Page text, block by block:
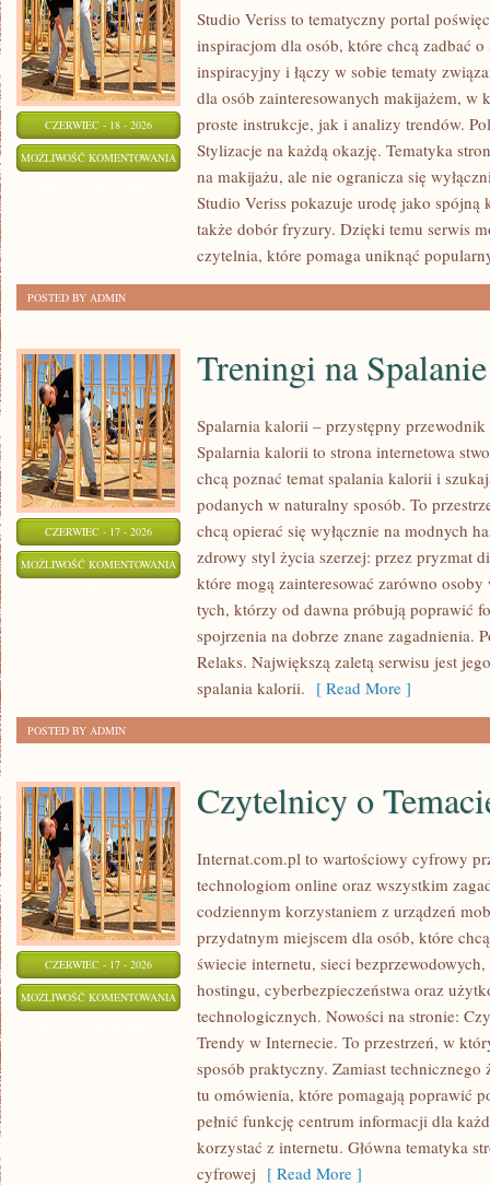
CZERWIEC - 18 - 2026
MOŻLIWOŚĆ KOMENTOWANIA CZYTELNICY
ANALIZUJĄ
Studio Veriss to tematyczny portal
inspiracjom dla osób, które chcą zadbać
inspiracyjny i łączy w sobie tematy
dla osób zainteresowanych makijażem, w
proste instrukcje, jak i analizy trendów.
Stylizacje na każdą okazję. Tematyka
na makijażu, ale nie ogranicza się
Studio Veriss pokazuje urodę jako
także dobór fryzury. Dzięki temu serwis
czytelnia, które pomaga uniknąć
POSTED BY ADMIN
CZERWIEC - 17 - 2026
MOŻLIWOŚĆ KOMENTOWANIA TRENINGI
SPALANIE
KALORII
Treningi na
Spalarnia kalorii – przystępny
Spalarnia kalorii to strona internetowa
chcą poznać temat spalania kalorii i
podanych w naturalny sposób. To
chcą opierać się wyłącznie na modnych
zdrowy styl życia szerzej: przez pryzmat
które mogą zainteresować zarówno
tych, którzy od dawna próbują poprawić
spojrzenia na dobrze znane zagadnienia.
Relaks. Największą zaletą serwisu jest
spalania kalorii. [ Read More ]
POSTED BY ADMIN
CZERWIEC - 17 - 2026
MOŻLIWOŚĆ KOMENTOWANIA CZYTELNICY
TEMACIE
Czytelnicy o
Internat.com.pl to wartościowy cyfrowy
technologiom online oraz wszystkim
codziennym korzystaniem z urządzeń
przydatnym miejscem dla osób, które
świecie internetu, sieci
hostingu, cyberbezpieczeństwa oraz
technologicznych. Nowości na stronie:
Trendy w Internecie. To przestrzeń, w
sposób praktyczny. Zamiast
tu omówienia, które pomagają poprawić
pełnić funkcję centrum informacji dla
korzystać z internetu. Główna tematyka
cyfrowej [ Read More ]